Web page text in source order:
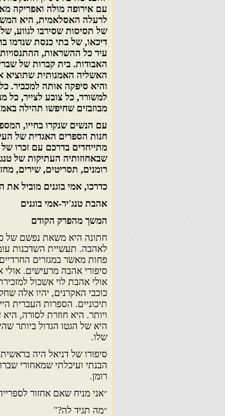
עם אירופה מולה ואפריקה
לרעלה האסלאמית, היא
של תסיסות שסירבו לגווע,
דיכאו, של בתי כנסת שנדמו
עיר כל ההשראות,
האבודות. בית קברות של
האשליה האמנותית שתוציא
והיא סיפקה אותה למכביר.
למשורר, כל צובע לצייר, כל
מבוזבזים שחיפשו תהילה
עם הנשים שנקרו בחייו,
חנות הספרים האגדית של
מתייחדים בדרכם עם זכרו
שבאחוזותיה העתיקות של
רומנים, תסריטים, שירים,
כדרכו, אמי בוגנים מוביל את
אהבת טנג'יר-אמי בוגנים
המשך מהפרק הקודם
חתונה היא משאת נפשם של
לאהבה. תעשיית השדכנות
פחות מאשר במגזרים
סיפורי אהבה מרעישים.
אולי אהבת לוי אשכול
כוכבי האקרנים, יהיו אלה
תיכוניים. הספרות העברית
ויותר. היא חוזרת לסורה,
היא של הגטו הגדול ביותר
שלו.
סיפורו של דניאל היה
הבנתי ועיכלתי שמאחורי
רומן.
״אני מניח שאם אחזור
״מה תגיד לה?"